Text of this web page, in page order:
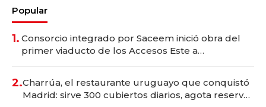
Popular
1. Consorcio integrado por Saceem inició obra del
primer viaducto de los Accesos Este a
2.Charrúa, el restaurante uruguayo que conquistó
Madrid: sirve 300 cubiertos diarios, agota reservas